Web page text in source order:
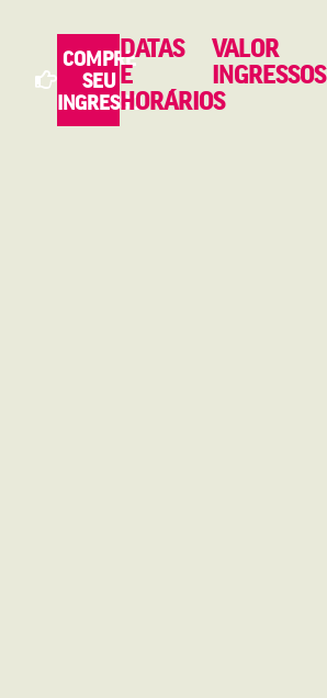
COMPRE
SEU
INGRESSO
DATAS
E
HORÁRIOS
VALOR
INGRESSOS